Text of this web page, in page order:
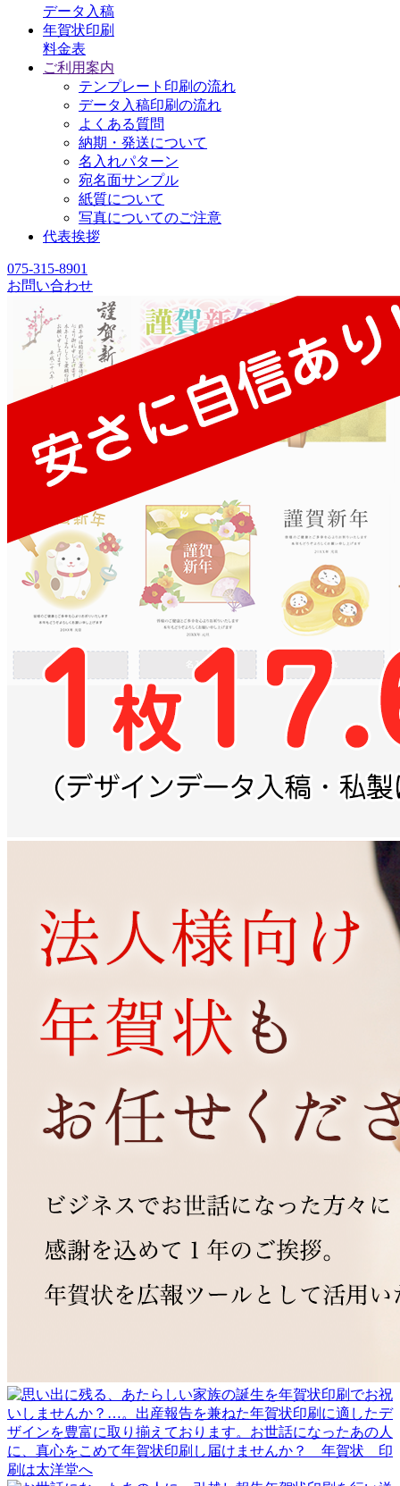
データ入稿
年賀状印刷
料金表
ご利用案内
テンプレート印刷の流れ
データ入稿印刷の流れ
よくある質問
納期・発送について
名入れパターン
宛名面サンプル
紙質について
写真についてのご注意
代表挨拶
075-315-8901
お問い合わせ